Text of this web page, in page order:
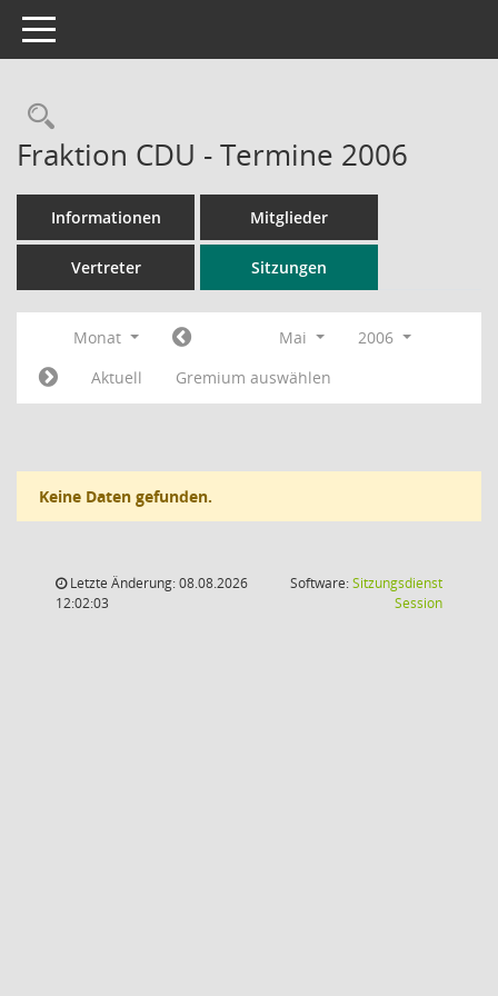
Toggle navigation
Rechercheauswahl
Fraktion CDU - Termine 2006
Informationen Mitglieder
Vertreter Sitzungen
Monat Mai
2006
Aktuell
Gremium auswählen
Keine Daten gefunden.
Letzte Änderung: 08.08.2026
12:02:03
Software:Sitzungsdienst
Session(Wird in